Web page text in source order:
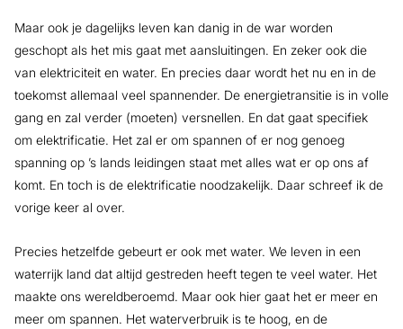
Maar ook je dagelijks leven kan danig in de war worden
geschopt als het mis gaat met aansluitingen. En zeker ook die
van elektriciteit en water. En precies daar wordt het nu en in de
toekomst allemaal veel spannender. De energietransitie is in volle
gang en zal verder (moeten) versnellen. En dat gaat specifiek
om elektrificatie. Het zal er om spannen of er nog genoeg
spanning op ’s lands leidingen staat met alles wat er op ons af
komt. En toch is de elektrificatie noodzakelijk. Daar schreef ik de
vorige keer al over.
Precies hetzelfde gebeurt er ook met water. We leven in een
waterrijk land dat altijd gestreden heeft tegen te veel water. Het
maakte ons wereldberoemd. Maar ook hier gaat het er meer en
meer om spannen. Het waterverbruik is te hoog, en de